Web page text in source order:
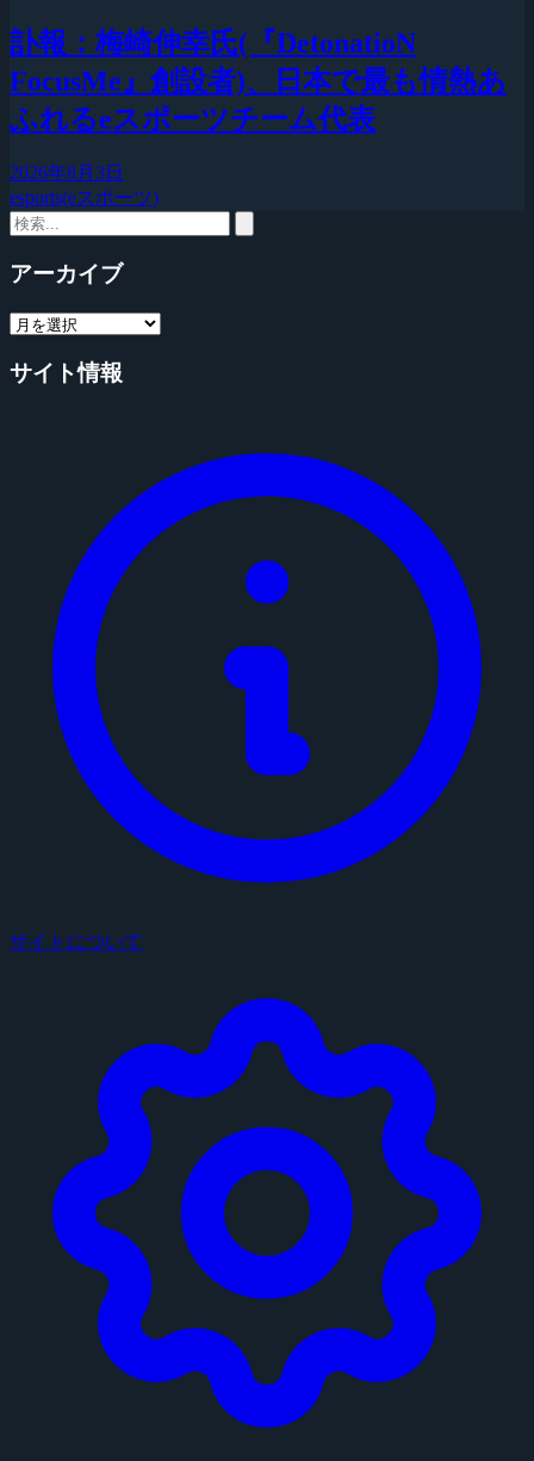
訃報：梅崎伸幸氏(『DetonatioN
FocusMe』創設者)、日本で最も情熱あ
ふれるeスポーツチーム代表
2026年8月3日
esports(eスポーツ)
アーカイブ
サイト情報
サイトについて